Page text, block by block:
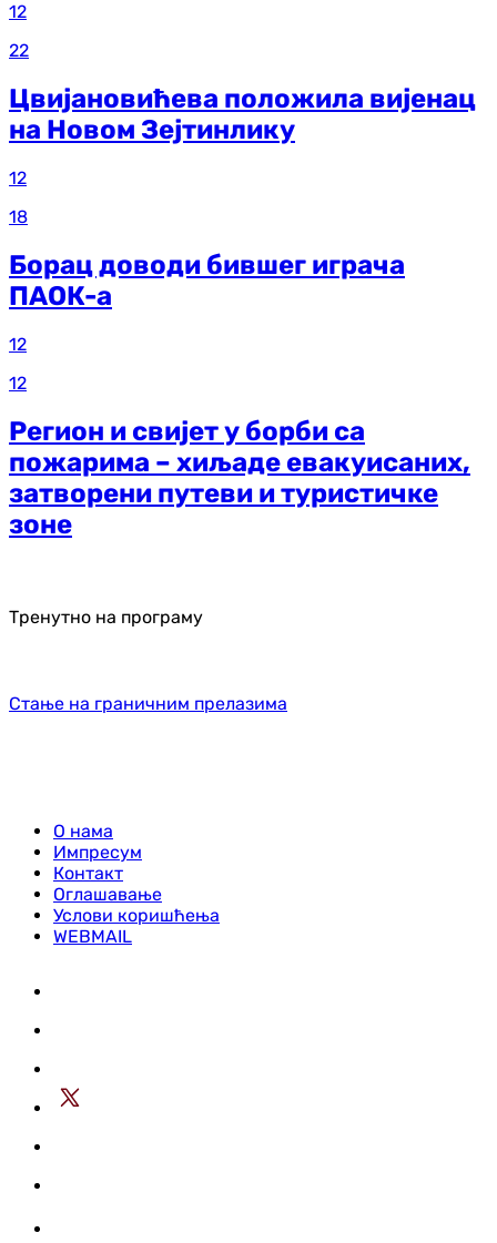
12
22
Цвијановићева положила вијенац
на Новом Зејтинлику
12
18
Борац доводи бившег играча
ПАОК-а
12
12
Регион и свијет у борби са
пожарима – хиљаде евакуисаних,
затворени путеви и туристичке
зоне
Тренутно на програму
Стање на граничним прелазима
О нама
Импресум
Контакт
Оглашавање
Услови коришћења
WEBMAIL